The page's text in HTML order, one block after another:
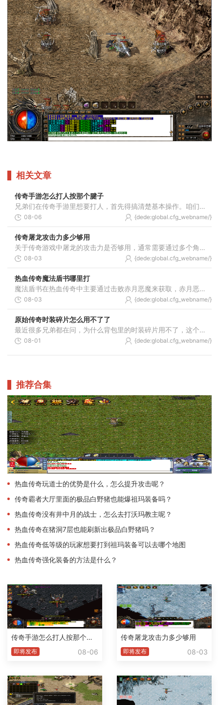
相关文章
传奇手游怎么打人按那个腱子
兄弟们在传奇手游里想要打人，首先得搞清楚基本操作。咱们通过虚拟摇杆来控制角色移动，右手边是技能栏，点一下就能放出技能。攻击敌人要记得调整好模式，在角色头像旁边能看
08-06 {dede:global.cfg_webname/}
传奇屠龙攻击力多少够用
关于传奇游戏中屠龙的攻击力是否够用，通常需要通过多个角度进行综合判断，攻击力的不足或过高在不同游戏情境下都可能导致不同的结果，因此玩家在提升角色或武器的攻击数值时
08-03 {dede:global.cfg_webname/}
热血传奇魔法盾书哪里打
魔法盾书在热血传奇中主要通过击败赤月恶魔来获取，赤月恶魔通常出现在赤月峡谷地图的深处，这个地点是法师职业获取魔法盾技能书最可靠和常见的来源，你需要前往赤月峡谷的特
08-03 {dede:global.cfg_webname/}
原始传奇时装碎片怎么用不了了
最近很多兄弟都在问，为什么背包里的时装碎片用不了，这个其实跟游戏里的开放时间有关系。咱们在游戏里获得的时装碎片不是想用就能随时用的，必须等到开服达到特定天数后，系
08-01 {dede:global.cfg_webname/}
推荐合集
热血传奇玩道士的优势是什么，怎么提升攻击呢？
传奇霸者大厅里面的极品白野猪也能爆祖玛装备吗？
热血传奇没有井中月的战士，怎么去打沃玛教主呢？
热血传奇在猪洞7层也能刷新出极品白野猪吗？
热血传奇低等级的玩家想要打到祖玛装备可以去哪个地图
热血传奇强化装备的方法是什么？
传奇手游怎么打人按那个腱子
即将发布 08-06
传奇屠龙攻击力多少够用
即将发布 08-03